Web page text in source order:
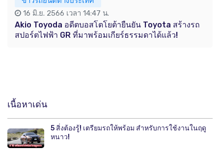
16 มิ.ย. 2566 เวลา 14:47 น.
Akio Toyoda อดีตบอสโตโยต้ายืนยัน Toyota สร้างรถ
สปอร์ตไฟฟ้า GR ที่มาพร้อมเกียร์ธรรมดาได้แล้ว!
เนื้อหาเด่น
5 สิ่งต้องรู้! เตรียมรถให้พร้อม สำหรับการใช้งานในฤดู
หนาว!